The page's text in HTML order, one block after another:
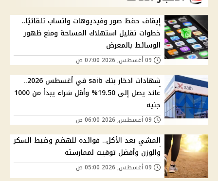
إيقاف حفظ صور وفيديوهات واتساب تلقائيًا..
خطوات تقليل استهلاك المساحة ومنع ظهور
الوسائط بالمعرض
شهادات ادخار بنك saib في أغسطس 2026..
عائد يصل إلى 19.50% وأقل شراء يبدأ من 1000
جنيه
المشي بعد الأكل.. فوائده للهضم وضبط السكر
والوزن وأفضل توقيت لممارسته